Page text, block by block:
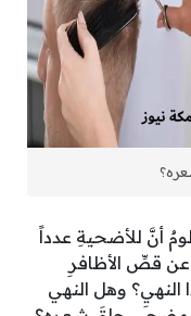
أنَّ للأضحيةِ عدداً
عن قصِّ الأظافرِ
وهل النهي